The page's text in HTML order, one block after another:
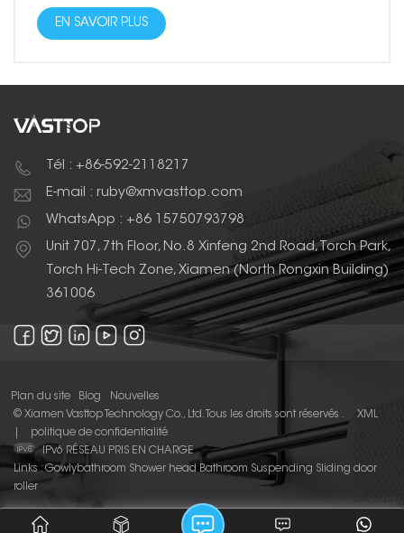
EN SAVOIR PLUS
Tél : +86-592-2118217
E-mail : ruby@xmvasttop.com
WhatsApp : +86 15750793798
Unit 707, 7th Floor, No.8 Xinfeng 2nd Road, Torch Park,
Torch Hi-Tech Zone, Xiamen (North Rongxin Building)
361006
Plan du site Blog
Nouvelles
© Xiamen Vasttop Technology Co., Ltd. Tous les droits sont réservés .
XML
politique de confidentialité
IPv6 RÉSEAU PRIS EN CHARGE
Links :Gowlybathroom Shower head Bathroom Suspending Sliding door
roller